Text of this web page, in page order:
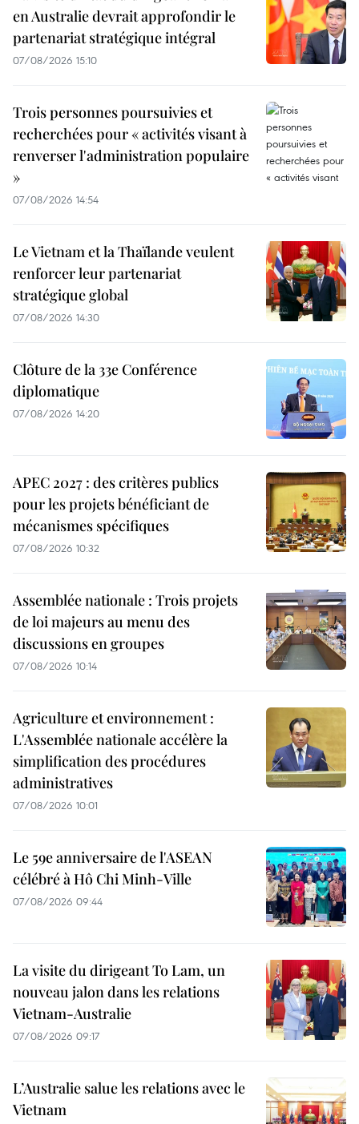
en Australie devrait approfondir le
partenariat stratégique intégral
07/08/2026 15:10
Trois personnes poursuivies et
recherchées pour « activités visant à
renverser l'administration populaire
»
07/08/2026 14:54
Le Vietnam et la Thaïlande veulent
renforcer leur partenariat
stratégique global
07/08/2026 14:30
Clôture de la 33e Conférence
diplomatique
07/08/2026 14:20
APEC 2027 : des critères publics
pour les projets bénéficiant de
mécanismes spécifiques
07/08/2026 10:32
Assemblée nationale : Trois projets
de loi majeurs au menu des
discussions en groupes
07/08/2026 10:14
Agriculture et environnement :
L'Assemblée nationale accélère la
simplification des procédures
administratives
07/08/2026 10:01
Le 59e anniversaire de l'ASEAN
célébré à Hô Chi Minh-Ville
07/08/2026 09:44
La visite du dirigeant To Lam, un
nouveau jalon dans les relations
Vietnam-Australie
07/08/2026 09:17
L’Australie salue les relations avec le
Vietnam